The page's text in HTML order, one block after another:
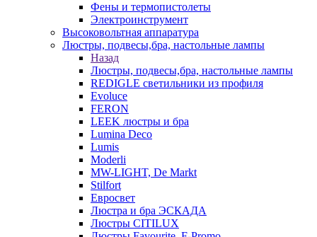
Фены и термопистолеты
Электроинструмент
Высоковольтная аппаратура
Люстры, подвесы,бра, настольные лампы
Назад
Люстры, подвесы,бра, настольные лампы
REDIGLE светильники из профиля
Evoluce
FERON
LEEK люстры и бра
Lumina Deco
Lumis
Moderli
MW-LIGHT, De Markt
Stilfort
Евросвет
Люстра и бра ЭСКАДА
Люстры CITILUX